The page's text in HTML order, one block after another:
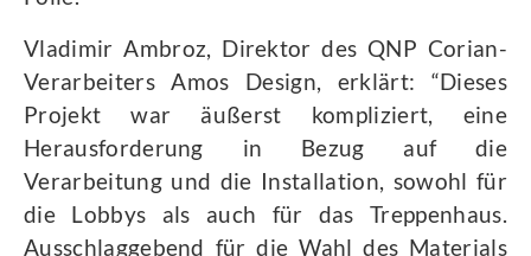
Vladimir Ambroz, Direktor des QNP Corian-
Verarbeiters Amos Design, erklärt: “Dieses
Projekt war äußerst kompliziert, eine
Herausforderung in Bezug auf die
Verarbeitung und die Installation, sowohl für
die Lobbys als auch für das Treppenhaus.
Ausschlaggebend für die Wahl des Materials